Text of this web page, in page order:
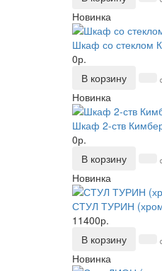
Новинка
Шкаф со стеклом
0р.
В корзину
Новинка
Шкаф 2-ств
0р.
В корзину
Новинка
СТУЛ ТУРИН
11400р.
В корзину
Новинка